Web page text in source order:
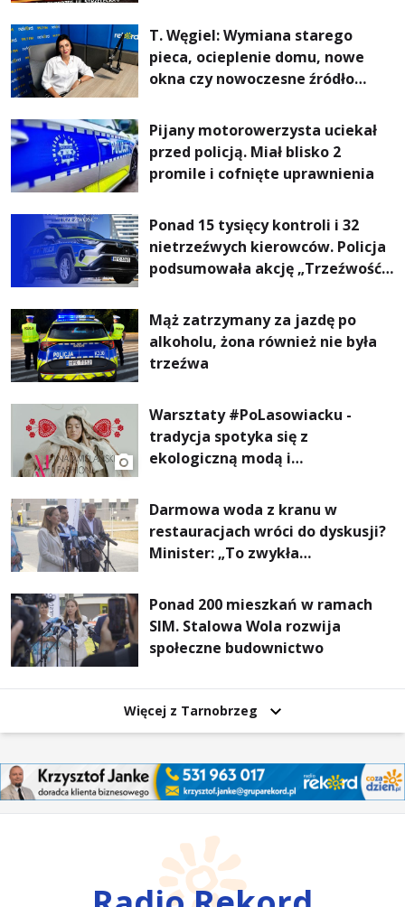
T. Węgiel: Wymiana starego
pieca, ocieplenie domu, nowe
okna czy nowoczesne źródło
rachunki za energię, lepszy
komfort życia i... czystsze
powietrze
Pijany motorowerzysta uciekał
przed policją. Miał blisko 2
promile i cofnięte uprawnienia
Ponad 15 tysięcy kontroli i 32
nietrzeźwych kierowców. Policja
podsumowała akcję „Trzeźwość”
Mąż zatrzymany za jazdę po
alkoholu, żona również nie była
trzeźwa
Warsztaty #PoLasowiacku -
tradycja spotyka się z
ekologiczną modą i
Darmowa woda z kranu w
restauracjach wróci do dyskusji?
Minister: „To zwykła
Ponad 200 mieszkań w ramach
SIM. Stalowa Wola rozwija
społeczne budownictwo
Więcej z Tarnobrzeg